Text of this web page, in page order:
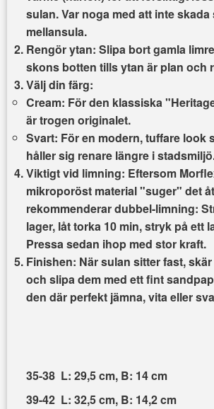
sulan. Var noga med att inte
mellansula.
Rengör ytan: Slipa bort gamla
skons botten tills ytan är plan och
Välj din färg:
Cream: För den klassiska
är trogen originalet.
Svart: För en modern, tuffare look
håller sig renare längre i
Viktigt vid limning: Eftersom
mikroporöst material "suger" det
rekommenderardubbel-limning:
lager, låt torka 10 min, stryk på ett
Pressa sedan ihop med stor kraft.
Finishen: När sulan sitter fast,
och slipa dem med ett fint
den där perfekt jämna, vita eller
35-38 L: 29,5 cm, B: 14 cm
39-42 L: 32,5 cm, B: 14,2 cm